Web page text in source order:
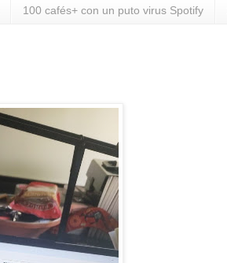
100 cafés+ con un puto virus Spotify